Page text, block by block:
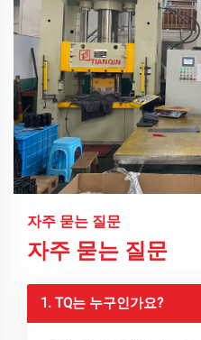
자주 묻는 질문
자주 묻는 질문
1. TQ는 누구인가요?